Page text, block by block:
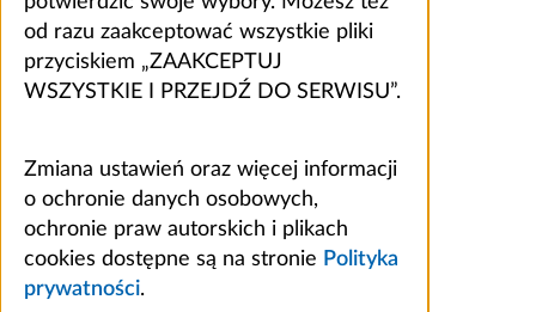
od razu zaakceptować wszystkie pliki
przyciskiem „ZAAKCEPTUJ
WSZYSTKIE I PRZEJDŹ DO SERWISU”.
Zmiana ustawień oraz więcej informacji
o ochronie danych osobowych,
ochronie praw autorskich i plikach
cookies dostępne są na stronie Polityka
prywatności.